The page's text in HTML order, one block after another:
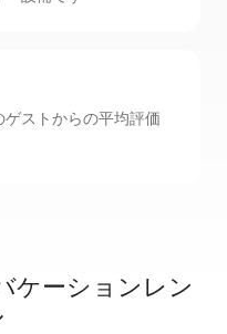
ゲストからの平均評価
ケーションレン